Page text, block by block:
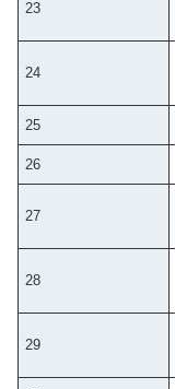
23
24
25
26
27
28
29